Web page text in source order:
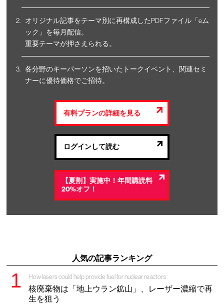
オリジナル記事をテーマ別に再構成したPDFファイル「eム
ック」を毎月配信。
重要テーマが押さえられる。
各分野のキーパーソンを招いたトークイベント、関連セミ
ナーに優待価格でご招待。
有料プランの詳細を見る
ログインして読む
【夏割】実施中！年間購読料
20%オフ！
人気の記事ランキング
How lasers could help provide fuel for nuclear reactors
核廃棄物は「地上ウラン鉱山」、レーザー濃縮で再
生を狙う